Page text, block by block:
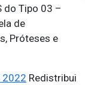
do Tipo 03 –
de
Próteses e
2022 Redistribui